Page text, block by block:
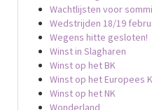
Wachtlijsten voor
Wedstrijden 18/19
Wegens hitte gesloten!
Winst in Slagharen
Winst op het BK
Winst op het Europees
Winst op het NK
Wonderland